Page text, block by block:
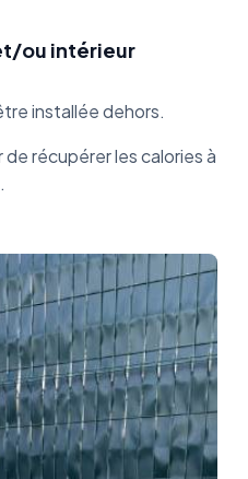
ou intérieur
installée dehors.
de récupérer les calories à